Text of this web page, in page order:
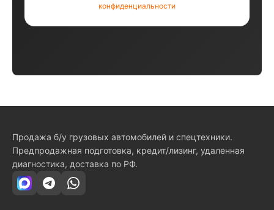
конфиденциальности
Продажа б/у грузовых автомобилей и спецтехники.
Предпродажная подготовка, кредит/лизинг, удаленная
диагностика, доставка по РФ.